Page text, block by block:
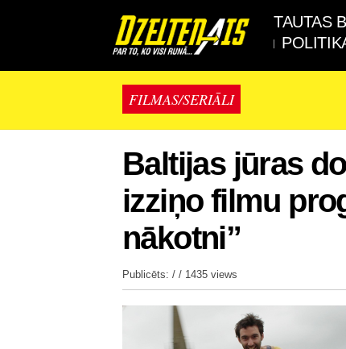
TAUTAS
FILMAS/SERIĀLI
Baltijas jūras
izziņo filmu
nākotni”
Publicēts: / / 1435 views